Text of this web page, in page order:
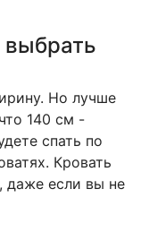
выбрать
Но лучше
140 см -
спать по
Кровать
даже если вы не